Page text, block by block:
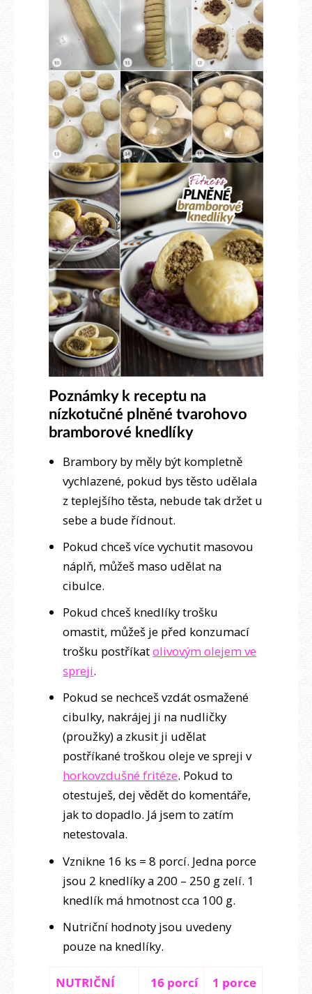
Poznámky k receptu na
nízkotučné plněné tvarohovo
bramborové knedlíky
Brambory by měly být kompletně
vychlazené, pokud bys těsto udělala
z teplejšího těsta, nebude tak držet u
sebe a bude řídnout.
Pokud chceš více vychutit masovou
náplň, můžeš maso udělat na
cibulce.
Pokud chceš knedlíky trošku
omastit, můžeš je před konzumací
trošku postříkatolivovým olejem ve
spreji.
Pokud se nechceš vzdát osmažené
cibulky, nakrájej ji na nudličky
(proužky) a zkusit ji udělat
postříkané troškou oleje ve spreji v
horkovzdušné fritéze. Pokud to
otestuješ, dej vědět do komentáře,
jak to dopadlo. Já jsem to zatím
netestovala.
Vznikne 16 ks = 8 porcí. Jedna porce
jsou 2 knedlíky a 200 – 250 g zelí. 1
knedlík má hmotnost cca 100 g.
Nutriční hodnoty jsou uvedeny
pouze na knedlíky.
NUTRIČNÍ
16 porcí
1 porce